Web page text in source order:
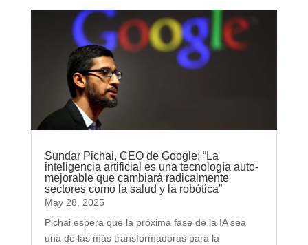
Sundar Pichai, CEO de Google: “La
inteligencia artificial es una tecnología auto-
mejorable que cambiará radicalmente
sectores como la salud y la robótica”
May 28, 2025
Pichai espera que la próxima fase de la IA sea
una de las más transformadoras para la